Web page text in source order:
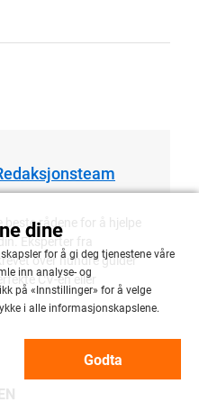
rådene for å hjelpe
Eksperter fra
over hundre guider
CV-en eller
dine
for å gi deg tjenestene våre
inn analyse- og
på «Innstillinger» for å velge
i alle informasjonskapslene.
Godta